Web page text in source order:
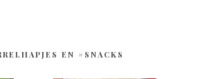
EN #SNACKS